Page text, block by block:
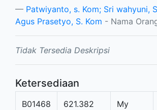
Patwiyanto, s. Kom; Sri wahyuni,
Agus Prasetyo, S. Kom - Nama
Tidak Tersedia Deskripsi
Ketersediaan
B01468
621.382
My